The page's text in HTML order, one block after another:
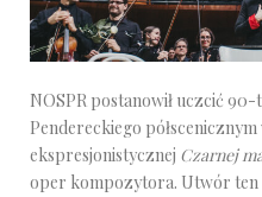
NOSPR postanowił uczcić
Pendereckiego
ekspresjonistycznej Czarnej
oper kompozytora. Utwór ten